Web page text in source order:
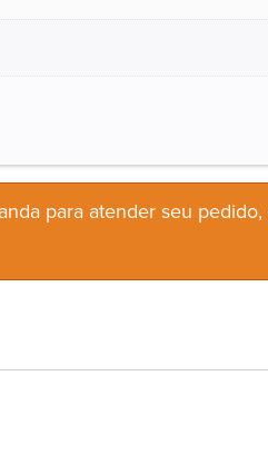
para atender seu